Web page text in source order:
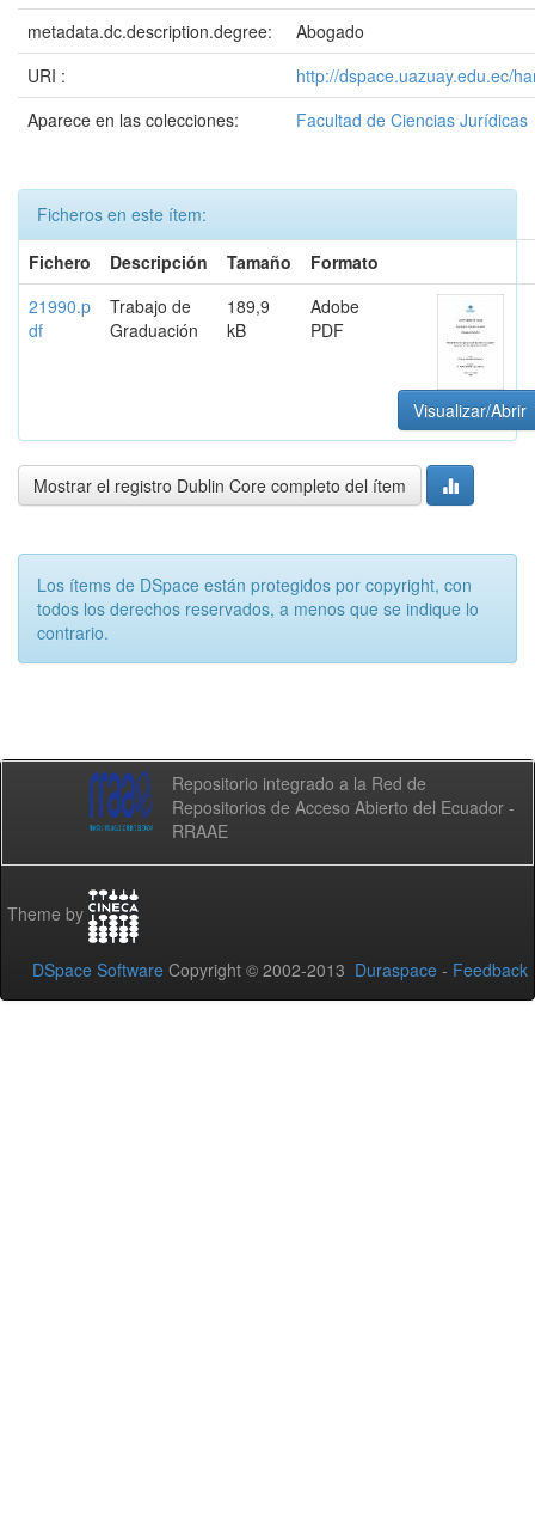
metadata.dc.description.degree:
Abogado
URI :
http://dspace.uazuay.edu.ec/
Aparece en las colecciones:
Facultad de Ciencias Jurídicas
Ficheros en este ítem:
Fichero
Descripción Tamaño
Formato
21990.p
df
Trabajo de
Graduación
189,9
kB
Adobe
PDF
Visualizar/Abrir
Mostrar el registro Dublin Core completo del ítem
Los ítems de DSpace están protegidos por copyright, con
todos los derechos reservados, a menos que se indique lo
contrario.
Repositorio integrado a la Red de
Repositorios de Acceso Abierto del Ecuador -
RRAAE
Theme by
DSpace Software Copyright © 2002-2013 Duraspace - Feedback